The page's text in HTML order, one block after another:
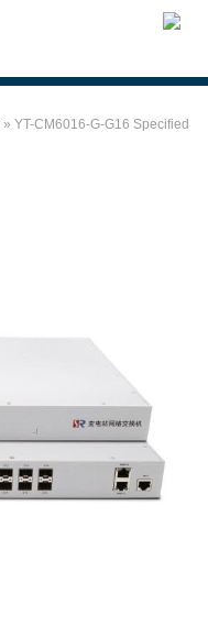
» YT-CM6016-G-G16 Specified